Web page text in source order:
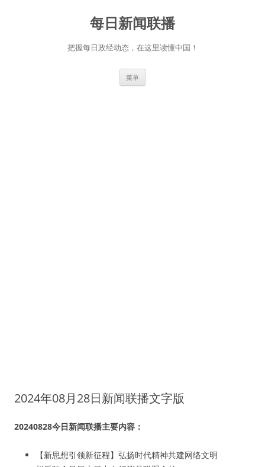
每日新闻联播
把握每日政经动态，在这里读懂中国！
菜单
2024年08月28日新闻联播文字版
20240828今日新闻联播主要内容：
【新思想引领新征程】弘扬时代精神共建网络文明